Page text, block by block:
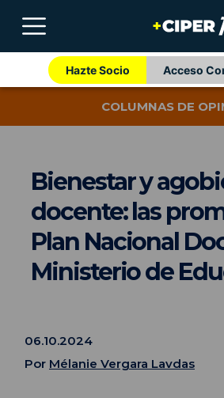
Hazte Socio Acceso
COLUMNAS DE
Bienestar y
docente: las
Plan Nacional
Ministerio de
06.10.2024
Por Mélanie Vergara Lavdas